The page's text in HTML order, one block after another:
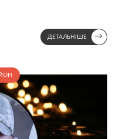
ДЕТАЛЬНІШЕ →